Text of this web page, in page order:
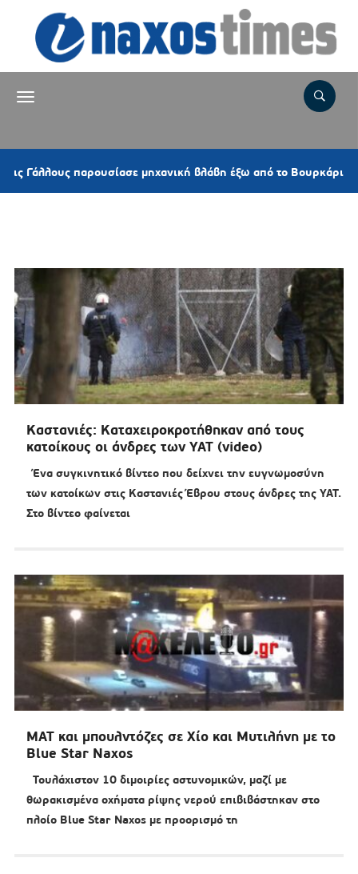
παρουσίασε μηχανική βλάβη έξω από το Βουρκάρι 1
Καστανιές: Καταχειροκροτήθηκαν από τους
κατοίκους οι άνδρες των ΥΑΤ (video)
Ένα συγκινητικό βίντεο που δείχνει την ευγνωμοσύνη
των κατοίκων στις Καστανιές Έβρου στους άνδρες της ΥΑΤ.
Στο βίντεο φαίνεται
ΜΑΤ και μπουλντόζες σε Χίο και Μυτιλήνη με το
Blue Star Naxos
Τουλάχιστον 10 διμοιρίες αστυνομικών, μαζί με
θωρακισμένα οχήματα ρίψης νερού επιβιβάστηκαν στο
πλοίο Blue Star Naxos με προορισμό τη